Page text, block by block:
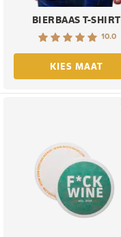
BIERBAAS T-SHIRT
10.0
KIES MAAT